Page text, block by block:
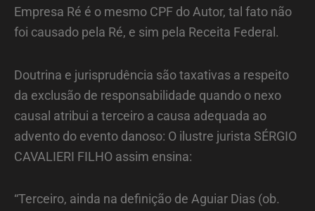
Empresa Ré é o mesmo CPF do Autor, tal fato não
foi causado pela Ré, e sim pela Receita Federal.
Doutrina e jurisprudência são taxativas a respeito
da exclusão de responsabilidade quando o nexo
causal atribui a terceiro a causa adequada ao
advento do evento danoso: O ilustre jurista SÉRGIO
CAVALIERI FILHO assim ensina:
“Terceiro, ainda na definição de Aguiar Dias (ob.